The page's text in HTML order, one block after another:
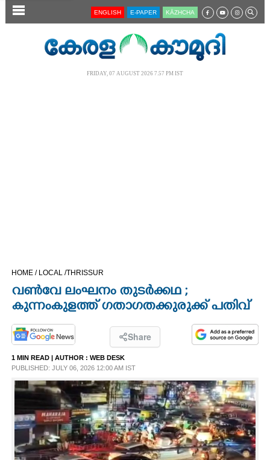
SECTIONS
OPINION
LIFESTYLE
SPIRITUAL
INFO+
ENGLISH E-PAPER KĀZHCHA
FRIDAY, 07 AUGUST 2026 7.57 PM IST
HOME / LOCAL /THRISSUR
വൺവേ ലംഘനം തുടർക്കഥ ;
കുന്നംകുളത്ത് ഗതാഗതക്കുരുക്ക് പതിവ്
Share
1 MIN READ | AUTHOR : WEB DESK
PUBLISHED: JULY 06, 2026 12:00 AM IST